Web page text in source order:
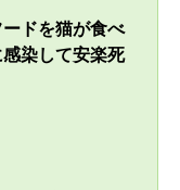
通信講座
の普及
ドを猫が食べ
染して安楽死